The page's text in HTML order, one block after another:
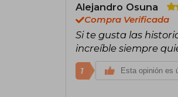
Alejandro Osuna
Compra Verificada
Si te gusta las
increíble siempre
1 Esta opinión es